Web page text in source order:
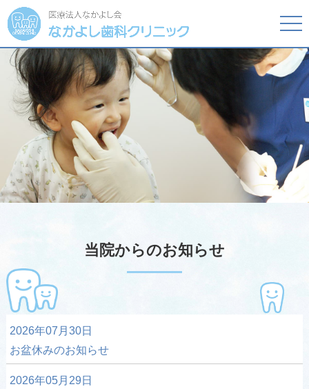
当院からのお知らせ
2026年07月30日
お盆休みのお知らせ
2026年05月29日